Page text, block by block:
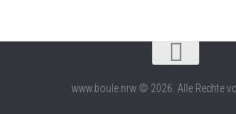
www.boule.nrw © 2026. Alle Rechte